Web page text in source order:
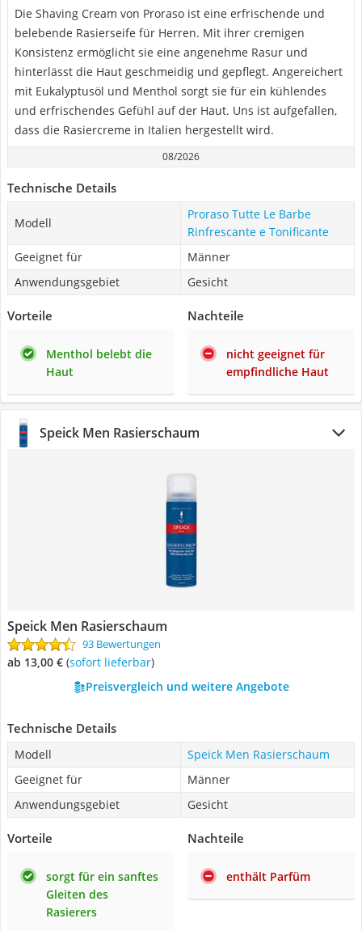
Die Shaving Cream von Proraso ist eine erfrischende und
belebende Rasierseife für Herren. Mit ihrer cremigen
Konsistenz ermöglicht sie eine angenehme Rasur und
hinterlässt die Haut geschmeidig und gepflegt. Angereichert
mit Eukalyptusöl und Menthol sorgt sie für ein kühlendes
und erfrischendes Gefühl auf der Haut. Uns ist aufgefallen,
dass die Rasiercreme in Italien hergestellt wird.
08/2026
Technische Details
Modell
Proraso Tutte Le Barbe
Rinfrescante e Tonificante
Geeignet für
Männer
Anwendungsgebiet
Gesicht
Vorteile
Menthol belebt die
Haut
Nachteile
nicht geeignet für
empfindliche Haut
Speick Men Rasierschaum
Speick Men Rasierschaum
93 Bewertungen
ab 13,00 € ( Sofort lieferbar)
Preisvergleich und weitere Angebote
Technische Details
Modell
Speick Men Rasierschaum
Geeignet für
Männer
Anwendungsgebiet
Gesicht
Vorteile
sorgt für ein sanftes
Gleiten des
Rasierers
Nachteile
enthält Parfüm